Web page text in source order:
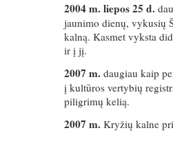
2004 m. liepos 25 d.
jaunimo dienų, vykusių
kalną. Kasmet vyksta
ir į jį.
2007 m. daugiau kaip
į kultūros vertybių
piligrimų kelią.
2007 m. Kryžių kalne